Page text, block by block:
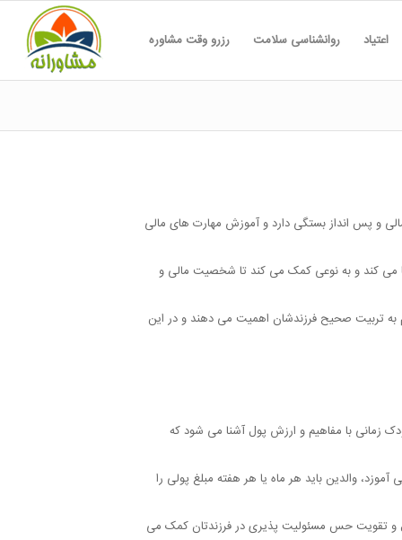
اعتیاد روانشناسی سلامت رزرو وقت مشاوره
و پس انداز بستگی دارد و آموزش مهارت های مالی
می کند و به نوعی کمک می کند تا شخصیت مالی و
به تربیت صحیح فرزندشان اهمیت می دهند و در این
زمانی با مفاهیم و ارزش پول آشنا می شود که
والدین باید هر ماه یا هر هفته مبلغ پولی را
و تقویت حس مسئولیت پذیری در فرزندتان کمک می